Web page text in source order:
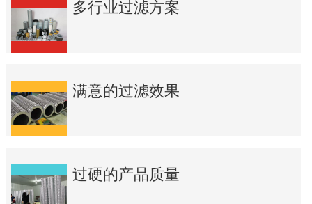
多行业过滤方案
满意的过滤效果
过硬的产品质量